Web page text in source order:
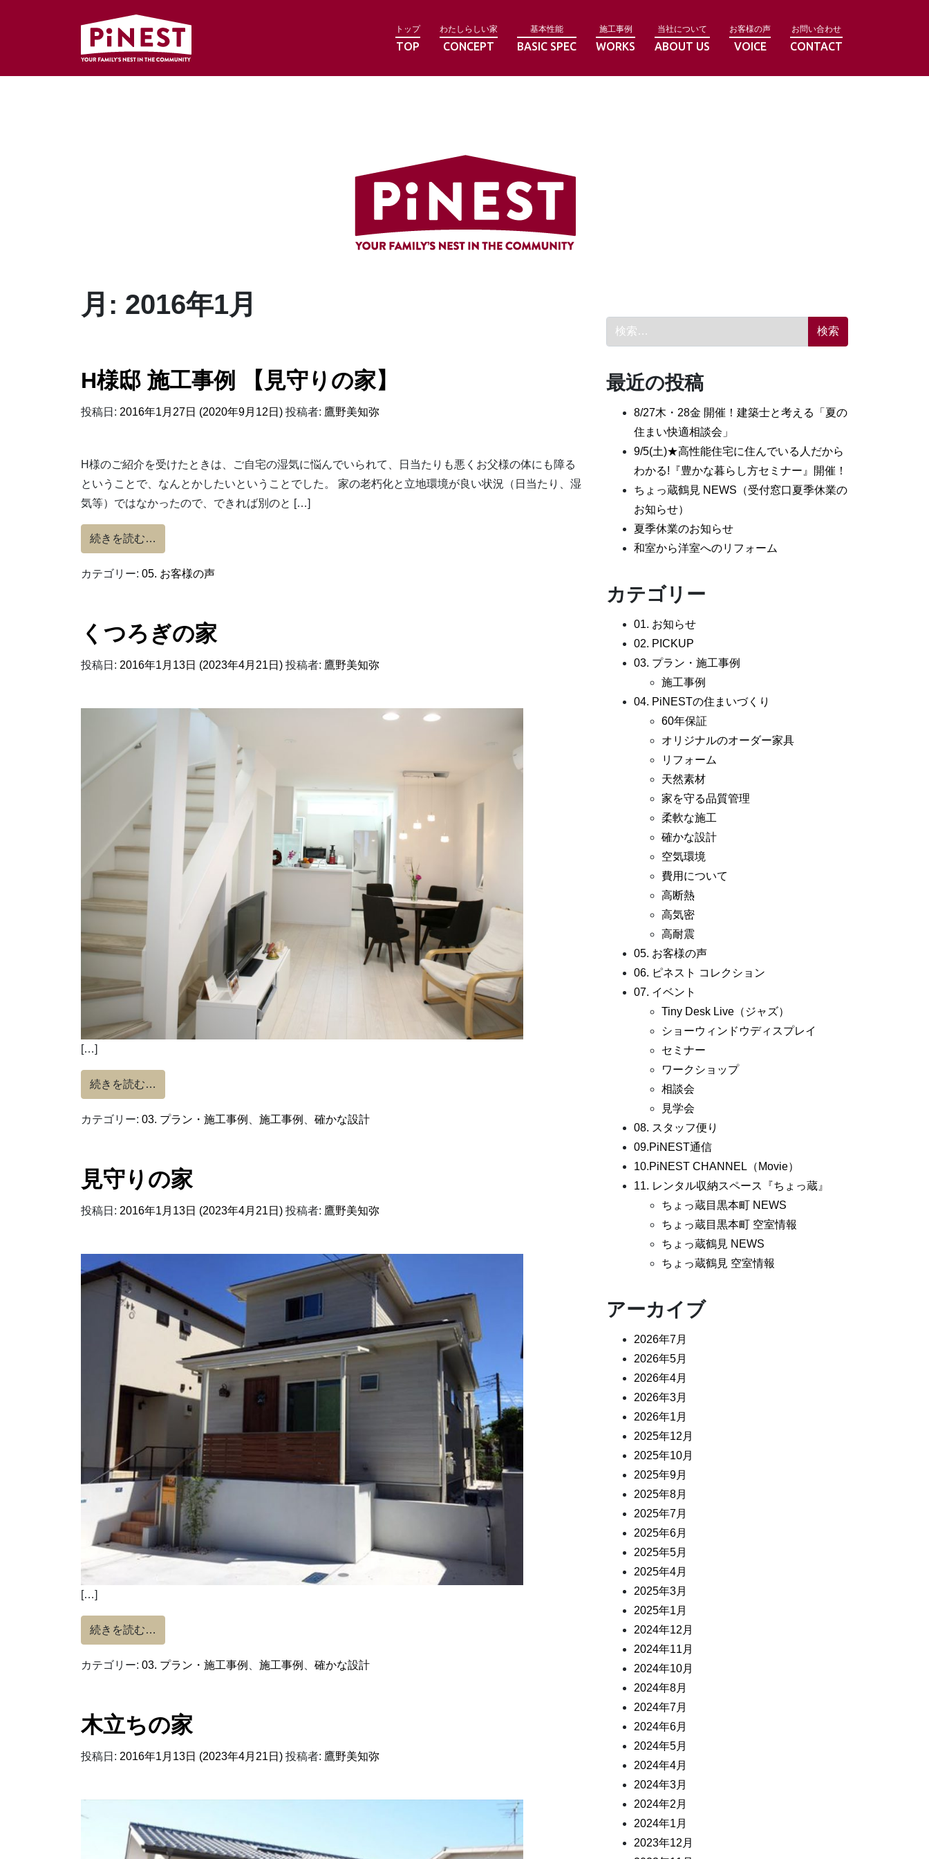
トップ
TOP
わたしらしい家
CONCEPT
基本性能
BASIC SPEC
施工事例
WORKS
当社について
ABOUT US
お客様の声
VOICE
お問い合わせ
CONTACT
月: 2016年1月
H様邸 施工事例 【見守りの家】
投稿日: 2016年1月27日 (2020年9月12日) 投稿者: 鷹野美知弥
H様のご紹介を受けたときは、ご自宅の湿気に悩んでいられて、日当たりも悪くお父様の体にも障る
ということで、なんとかしたいということでした。 家の老朽化と立地環境が良い状況（日当たり、湿
気等）ではなかったので、できれば別のと […]
続きを読む…
カテゴリー: 05. お客様の声
くつろぎの家
投稿日: 2016年1月13日 (2023年4月21日) 投稿者: 鷹野美知弥
[…]
続きを読む…
カテゴリー: 03. プラン・施工事例 施工事例 確かな設計
見守りの家
投稿日: 2016年1月13日 (2023年4月21日) 投稿者: 鷹野美知弥
[…]
続きを読む…
カテゴリー: 03. プラン・施工事例 施工事例 確かな設計
木立ちの家
投稿日: 2016年1月13日 (2023年4月21日) 投稿者: 鷹野美知弥
検索:
最近の投稿
8/27木・28金 開催！建築士と考える「夏の
住まい快適相談会」
9/5(土)★高性能住宅に住んでいる人だから
わかる!『豊かな暮らし方セミナー』開催！
ちょっ蔵鶴見 NEWS（受付窓口夏季休業の
お知らせ）
夏季休業のお知らせ
和室から洋室へのリフォーム
カテゴリー
01. お知らせ
02. PICKUP
03. プラン・施工事例
施工事例
04. PiNESTの住まいづくり
60年保証
オリジナルのオーダー家具
リフォーム
天然素材
家を守る品質管理
柔軟な施工
確かな設計
空気環境
費用について
高断熱
高気密
高耐震
05. お客様の声
06. ピネスト コレクション
07. イベント
Tiny Desk Live（ジャズ）
ショーウィンドウディスプレイ
セミナー
ワークショップ
相談会
見学会
08. スタッフ便り
09.PiNEST通信
10.PiNEST CHANNEL（Movie）
11. レンタル収納スペース『ちょっ蔵』
ちょっ蔵目黒本町 NEWS
ちょっ蔵目黒本町 空室情報
ちょっ蔵鶴見 NEWS
ちょっ蔵鶴見 空室情報
アーカイブ
2026年7月
2026年5月
2026年4月
2026年3月
2026年1月
2025年12月
2025年10月
2025年9月
2025年8月
2025年7月
2025年6月
2025年5月
2025年4月
2025年3月
2025年1月
2024年12月
2024年11月
2024年10月
2024年8月
2024年7月
2024年6月
2024年5月
2024年4月
2024年3月
2024年2月
2024年1月
2023年12月